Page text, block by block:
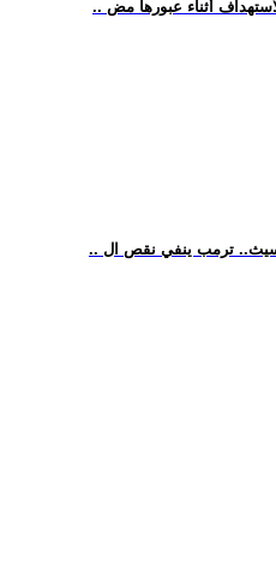
أثناء عبورها مض
ترمب ينفي نقص ال